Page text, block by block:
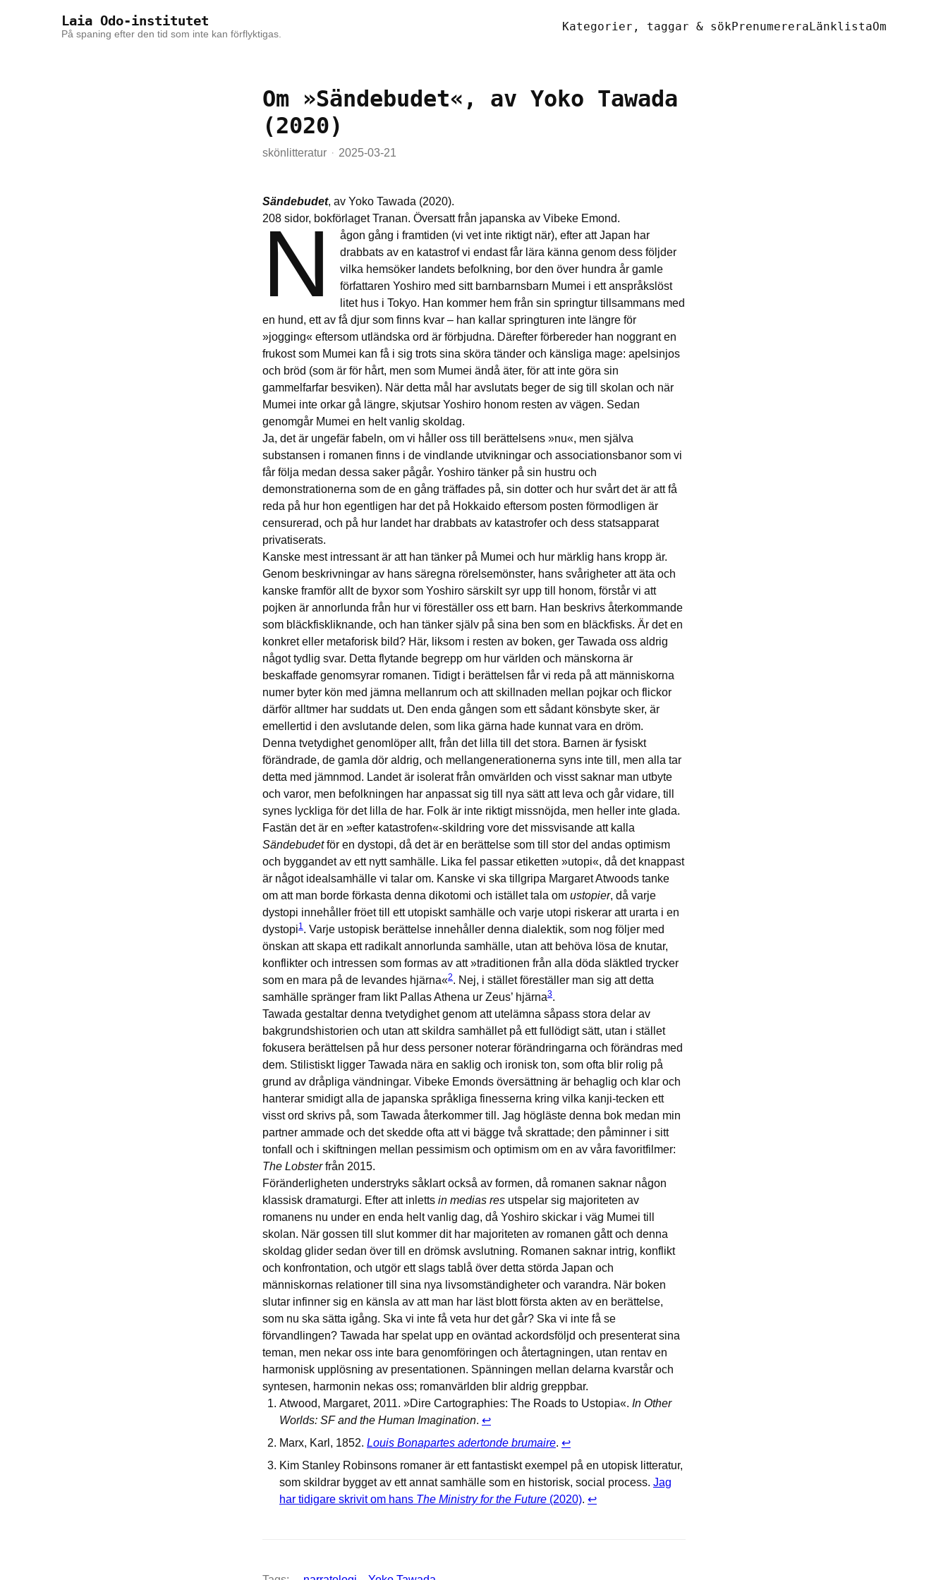
Laia Odo-institutet
På spaning efter den tid som inte kan förflyktigas.
Kategorier, taggar & sökPrenumereraLänklistaOm
Om »Sändebudet«, av Yoko Tawada
(2020)
skönlitteratur 2025-03-21
Sändebudet, av Yoko Tawada (2020).
208 sidor, bokförlaget Tranan. Översatt från japanska av Vibeke Emond.
N
ågon gång i framtiden (vi vet inte riktigt när), efter att Japan har
drabbats av en katastrof vi endast får lära känna genom dess följder
vilka hemsöker landets befolkning, bor den över hundra år gamle
författaren Yoshiro med sitt barnbarnsbarn Mumei i ett anspråkslöst
litet hus i Tokyo. Han kommer hem från sin springtur tillsammans med
en hund, ett av få djur som finns kvar – han kallar springturen inte längre för
»jogging« eftersom utländska ord är förbjudna. Därefter förbereder han noggrant en
frukost som Mumei kan få i sig trots sina sköra tänder och känsliga mage: apelsinjos
och bröd (som är för hårt, men som Mumei ändå äter, för att inte göra sin
gammelfarfar besviken). När detta mål har avslutats beger de sig till skolan och när
Mumei inte orkar gå längre, skjutsar Yoshiro honom resten av vägen. Sedan
genomgår Mumei en helt vanlig skoldag.
Ja, det är ungefär fabeln, om vi håller oss till berättelsens »nu«, men själva
substansen i romanen finns i de vindlande utvikningar och associationsbanor som vi
får följa medan dessa saker pågår. Yoshiro tänker på sin hustru och
demonstrationerna som de en gång träffades på, sin dotter och hur svårt det är att få
reda på hur hon egentligen har det på Hokkaido eftersom posten förmodligen är
censurerad, och på hur landet har drabbats av katastrofer och dess statsapparat
privatiserats.
Kanske mest intressant är att han tänker på Mumei och hur märklig hans kropp är.
Genom beskrivningar av hans säregna rörelsemönster, hans svårigheter att äta och
kanske framför allt de byxor som Yoshiro särskilt syr upp till honom, förstår vi att
pojken är annorlunda från hur vi föreställer oss ett barn. Han beskrivs återkommande
som bläckfiskliknande, och han tänker själv på sina ben som en bläckfisks. Är det en
konkret eller metaforisk bild? Här, liksom i resten av boken, ger Tawada oss aldrig
något tydlig svar. Detta flytande begrepp om hur världen och mänskorna är
beskaffade genomsyrar romanen. Tidigt i berättelsen får vi reda på att människorna
numer byter kön med jämna mellanrum och att skillnaden mellan pojkar och flickor
därför alltmer har suddats ut. Den enda gången som ett sådant könsbyte sker, är
emellertid i den avslutande delen, som lika gärna hade kunnat vara en dröm.
Denna tvetydighet genomlöper allt, från det lilla till det stora. Barnen är fysiskt
förändrade, de gamla dör aldrig, och mellangenerationerna syns inte till, men alla tar
detta med jämnmod. Landet är isolerat från omvärlden och visst saknar man utbyte
och varor, men befolkningen har anpassat sig till nya sätt att leva och går vidare, till
synes lyckliga för det lilla de har. Folk är inte riktigt missnöjda, men heller inte glada.
Fastän det är en »efter katastrofen«-skildring vore det missvisande att kalla
Sändebudetför en dystopi, då det är en berättelse som till stor del andas optimism
och byggandet av ett nytt samhälle. Lika fel passar etiketten »utopi«, då det knappast
är något idealsamhälle vi talar om. Kanske vi ska tillgripa Margaret Atwoods tanke
om att man borde förkasta denna dikotomi och istället tala om ustopier, då varje
dystopi innehåller fröet till ett utopiskt samhälle och varje utopi riskerar att urarta i en
dystopi1 . Varje ustopisk berättelse innehåller denna dialektik, som nog följer med
önskan att skapa ett radikalt annorlunda samhälle, utan att behöva lösa de knutar,
konflikter och intressen som formas av att »traditionen från alla döda släktled trycker
som en mara på de levandes hjärna«2. Nej, i stället föreställer man sig att detta
samhälle spränger fram likt Pallas Athena ur Zeus’ hjärna3.
Tawada gestaltar denna tvetydighet genom att utelämna såpass stora delar av
bakgrundshistorien och utan att skildra samhället på ett fullödigt sätt, utan i stället
fokusera berättelsen på hur dess personer noterar förändringarna och förändras med
dem. Stilistiskt ligger Tawada nära en saklig och ironisk ton, som ofta blir rolig på
grund av dråpliga vändningar. Vibeke Emonds översättning är behaglig och klar och
hanterar smidigt alla de japanska språkliga finesserna kring vilka kanji-tecken ett
visst ord skrivs på, som Tawada återkommer till. Jag högläste denna bok medan min
partner ammade och det skedde ofta att vi bägge två skrattade; den påminner i sitt
tonfall och i skiftningen mellan pessimism och optimism om en av våra favoritfilmer:
The Lobsterfrån 2015.
Föränderligheten understryks såklart också av formen, då romanen saknar någon
klassisk dramaturgi. Efter att inletts in medias res utspelar sig majoriteten av
romanens nu under en enda helt vanlig dag, då Yoshiro skickar i väg Mumei till
skolan. När gossen till slut kommer dit har majoriteten av romanen gått och denna
skoldag glider sedan över till en drömsk avslutning. Romanen saknar intrig, konflikt
och konfrontation, och utgör ett slags tablå över detta störda Japan och
människornas relationer till sina nya livsomständigheter och varandra. När boken
slutar infinner sig en känsla av att man har läst blott första akten av en berättelse,
som nu ska sätta igång. Ska vi inte få veta hur det går? Ska vi inte få se
förvandlingen? Tawada har spelat upp en oväntad ackordsföljd och presenterat sina
teman, men nekar oss inte bara genomföringen och återtagningen, utan rentav en
harmonisk upplösning av presentationen. Spänningen mellan delarna kvarstår och
syntesen, harmonin nekas oss; romanvärlden blir aldrig greppbar.
Atwood, Margaret, 2011. »Dire Cartographies: The Roads to Ustopia«. In Other
Worlds: SF and the Human Imagination. ↩︎
Marx, Karl, 1852. Louis Bonapartes adertonde brumaire. ↩︎
Kim Stanley Robinsons romaner är ett fantastiskt exempel på en utopisk litteratur,
som skildrar bygget av ett annat samhälle som en historisk, social process. Jag
har tidigare skrivit om hans The Ministry for the Future (2020). ↩︎